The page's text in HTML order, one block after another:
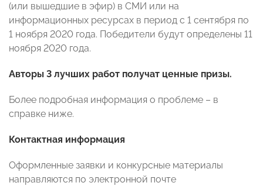
(или вышедшие в эфир) в СМИ или на
информационных ресурсах в период с 1 сентября по
1 ноября 2020 года. Победители будут определены 11
ноября 2020 года.
Авторы 3 лучших работ получат ценные призы.
Более подробная информация о проблеме – в
справке ниже.
Контактная информация
Оформленные заявки и конкурсные материалы
направляются по электронной почте